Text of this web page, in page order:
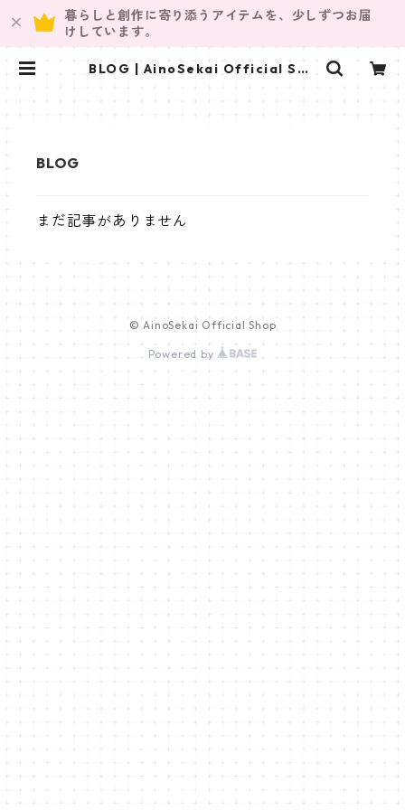
暮らしと創作に寄り添うアイテムを、少しずつお届
けしています。
BLOG | AinoSekai Official Sho
まだ記事がありません
© AinoSekai Official Shop
Powered by